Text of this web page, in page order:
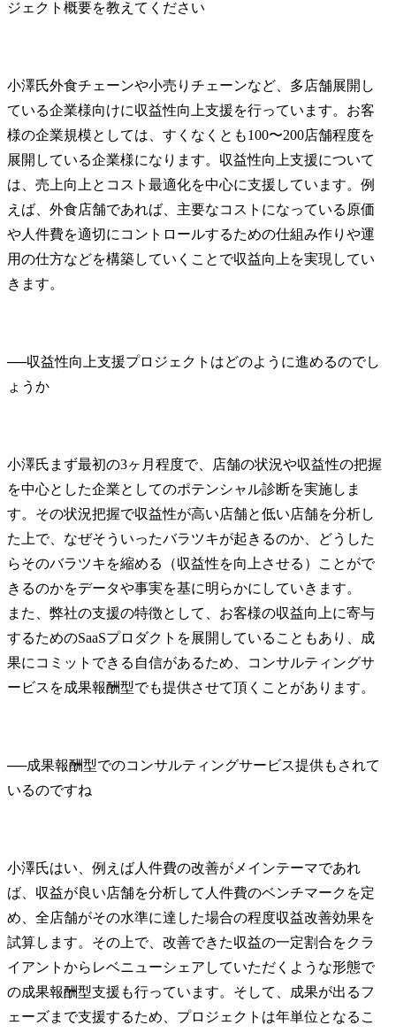
小澤氏外食チェーンや小売りチェーンなど、多店舗展開し
ている企業様向けに収益性向上支援を行っています。お客
様の企業規模としては、すくなくとも100〜200店舗程度を
展開している企業様になります。収益性向上支援について
は、売上向上とコスト最適化を中心に支援しています。例
えば、外食店舗であれば、主要なコストになっている原価
や人件費を適切にコントロールするための仕組み作りや運
用の仕方などを構築していくことで収益向上を実現してい
きます。
──収益性向上支援プロジェクトはどのように進めるのでし
小澤氏 まず最初の3ヶ月程度で、店舗の状況や収益性の把握
を中心とした企業としてのポテンシャル診断を実施しま
す。その状況把握で収益性が高い店舗と低い店舗を分析し
た上で、なぜそういったバラツキが起きるのか、どうした
らそのバラツキを縮める（収益性を向上させる）ことがで
きるのかをデータや事実を基に明らかにしていきます。
また、弊社の支援の特徴として、お客様の収益向上に寄与
するためのSaaSプロダクトを展開していることもあり、成
果にコミットできる自信があるため、コンサルティングサ
ービスを成果報酬型でも提供させて頂くことがあります。
──成果報酬型でのコンサルティングサービス提供もされて
小澤氏はい、例えば人件費の改善がメインテーマであれ
ば、収益が良い店舗を分析して人件費のベンチマークを定
め、全店舗がその水準に達した場合の程度収益改善効果を
試算します。その上で、改善できた収益の一定割合をクラ
イアントからレベニューシェアしていただくような形態で
の成果報酬型支援も行っています。そして、成果が出るフ
ェーズまで支援するため、プロジェクトは年単位となるこ